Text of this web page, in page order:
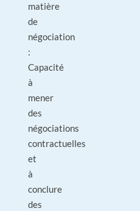
matière
de
négociation
:
Capacité
à
mener
des
négociations
contractuelles
et
à
conclure
des